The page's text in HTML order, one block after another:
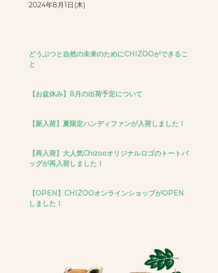
2024年8月1日(木)
どうぶつと自然の未来のためにCHIZOOができるこ
と
【お盆休み】8月の出荷予定について
【新入荷】夏限定ハンディファンが入荷しました！
【再入荷】大人気Chizooオリジナルロゴのトートバ
ッグが再入荷しました！
【OPEN】CHIZOOオンラインショップがOPEN
しました！